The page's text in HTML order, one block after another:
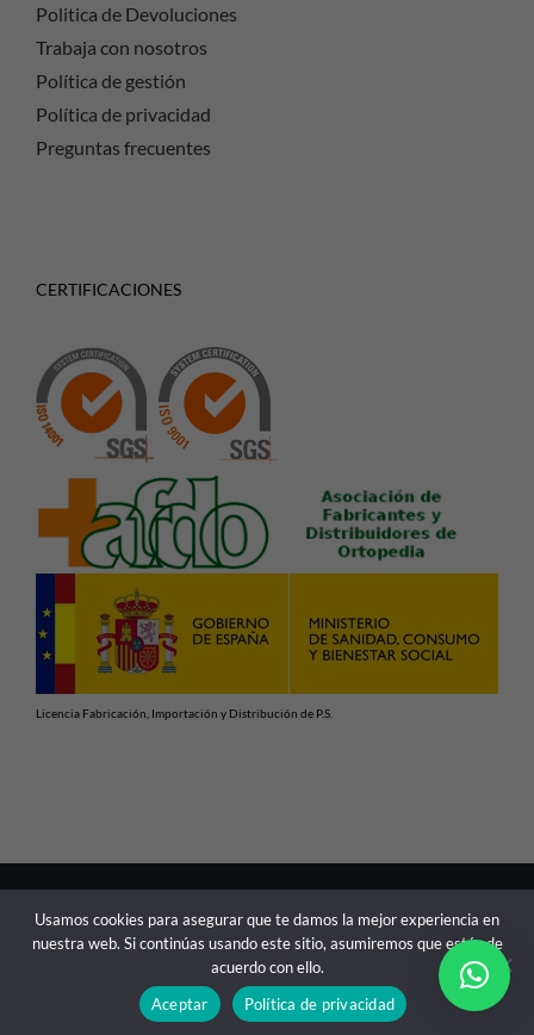
Politica de Devoluciones
Trabaja con nosotros
Política de gestión
Política de privacidad
Preguntas frecuentes
CERTIFICACIONES
Licencia Fabricación, Importación y Distribución de P.S.
Sanitarios, advertimos de que la información contenida en
esta web está dirigida exclusivamente a profesionales
sanitarios.
Usamos cookies para asegurar que te damos la mejor experiencia en
nuestra web. Si continúas usando este sitio, asumiremos que estás de
acuerdo con ello.
Aceptar
Política de privacidad